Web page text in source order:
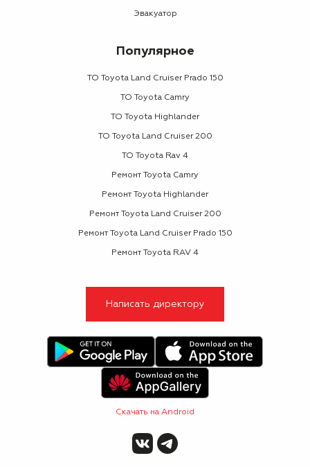
Эвакуатор
Популярное
ТО Toyota Land Cruiser Prado 150
ТО Toyota Camry
ТО Toyota Highlander
ТО Toyota Land Cruiser 200
ТО Toyota Rav 4
Ремонт Toyota Camry
Ремонт Toyota Highlander
Ремонт Toyota Land Cruiser 200
Ремонт Toyota Land Cruiser Prado 150
Ремонт Toyota RAV 4
Написать директору
Скачать на Android